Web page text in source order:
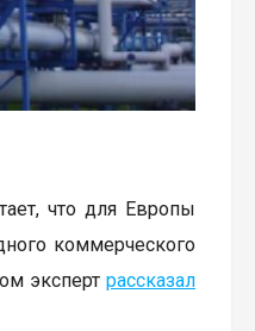
что для Европы
коммерческого
эксперт рассказал